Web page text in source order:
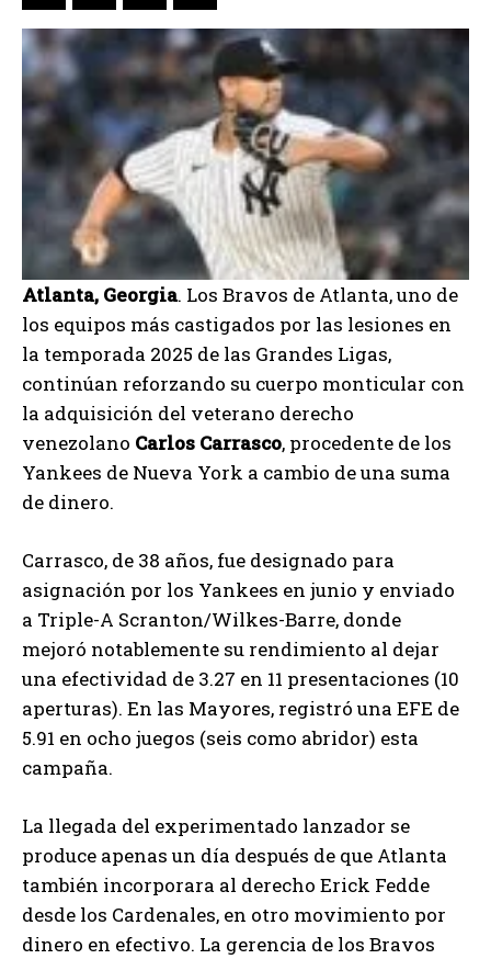
Atlanta, Georgia. Los Bravos de Atlanta, uno de
los equipos más castigados por las lesiones en
la temporada 2025 de las Grandes Ligas,
continúan reforzando su cuerpo monticular con
la adquisición del veterano derecho
venezolano Carlos Carrasco, procedente de los
Yankees de Nueva York a cambio de una suma
de dinero.
Carrasco, de 38 años, fue designado para
asignación por los Yankees en junio y enviado
a Triple-A Scranton/Wilkes-Barre, donde
mejoró notablemente su rendimiento al dejar
una efectividad de 3.27 en 11 presentaciones (10
aperturas). En las Mayores, registró una EFE de
5.91 en ocho juegos (seis como abridor) esta
campaña.
La llegada del experimentado lanzador se
produce apenas un día después de que Atlanta
también incorporara al derecho Erick Fedde
desde los Cardenales, en otro movimiento por
dinero en efectivo. La gerencia de los Bravos